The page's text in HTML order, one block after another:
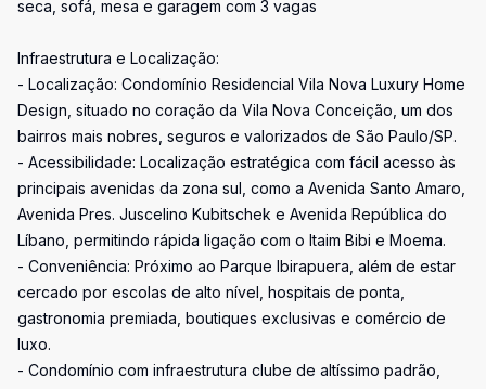
seca, sofá, mesa e garagem com 3 vagas
Infraestrutura e Localização:
- Localização: Condomínio Residencial Vila Nova Luxury Home
Design, situado no coração da Vila Nova Conceição, um dos
bairros mais nobres, seguros e valorizados de São Paulo/SP.
- Acessibilidade: Localização estratégica com fácil acesso às
principais avenidas da zona sul, como a Avenida Santo Amaro,
Avenida Pres. Juscelino Kubitschek e Avenida República do
Líbano, permitindo rápida ligação com o Itaim Bibi e Moema.
- Conveniência: Próximo ao Parque Ibirapuera, além de estar
cercado por escolas de alto nível, hospitais de ponta,
gastronomia premiada, boutiques exclusivas e comércio de
luxo.
- Condomínio com infraestrutura clube de altíssimo padrão,